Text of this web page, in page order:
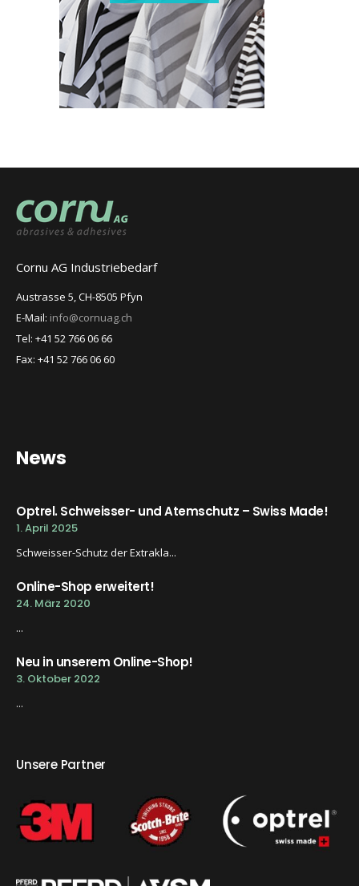
Cornu AG Industriebedarf
Austrasse 5, CH-8505 Pfyn
E-Mail: info@cornuag.ch
Tel: +41 52 766 06 66
Fax: +41 52 766 06 60
News
Optrel. Schweisser- und Atemschutz – Swiss Made!
1. April 2025
Schweisser-Schutz der Extrakla...
Online-Shop erweitert!
24. März 2020
...
Neu in unserem Online-Shop!
3. Oktober 2022
...
Unsere Partner